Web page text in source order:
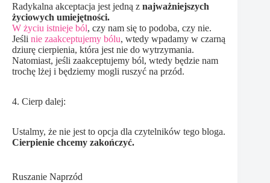
Radykalna akceptacja jest jedną z najważniejszych
życiowych umiejętności.
W życiu istnieje ból, czy nam się to podoba, czy nie.
Jeśli nie zaakceptujemy bólu, wtedy wpadamy w czarną
dziurę cierpienia, która jest nie do wytrzymania.
Natomiast, jeśli zaakceptujemy ból, wtedy będzie nam
trochę lżej i będziemy mogli ruszyć na przód.
4. Cierp dalej:
Ustalmy, że nie jest to opcja dla czytelników tego bloga.
Cierpienie chcemy zakończyć.
Ruszanie Naprzód